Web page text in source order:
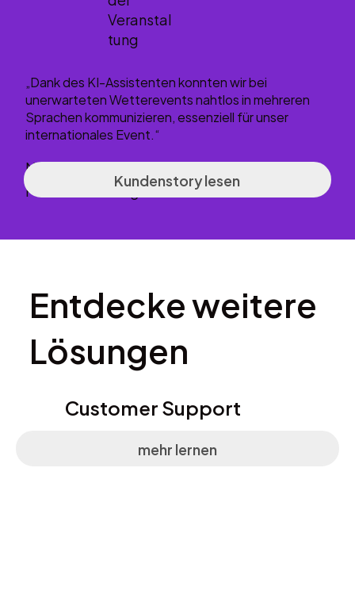
Veranstal
tung
„Dank des KI-Assistenten konnten wir bei
unerwarteten Wetterevents nahtlos in mehreren
Sprachen kommunizieren, essenziell für unser
internationales Event.“
Nayla Stössel
Präsidentin Longines CSIO St. Gallen
Kundenstory lesen
Entdecke weitere
Lösungen
Customer Support
mehr lernen